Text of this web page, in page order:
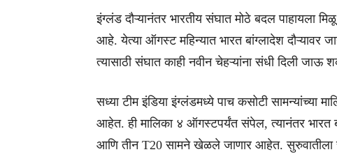
इंग्लंड दौऱ्यानंतर भारतीय संघात मोठे बदल पाहायला
आहे. येत्या ऑगस्ट महिन्यात भारत बांग्लादेश
त्यासाठी संघात काही नवीन चेहऱ्यांना संधी दिली
सध्या टीम इंडिया इंग्लंडमध्ये पाच कसोटी
आहेत. ही मालिका ४ ऑगस्टपर्यंत संपेल, त्यानंतर भारत
आणि तीन T20 सामने खेळले जाणार आहेत. सुरुवातीला